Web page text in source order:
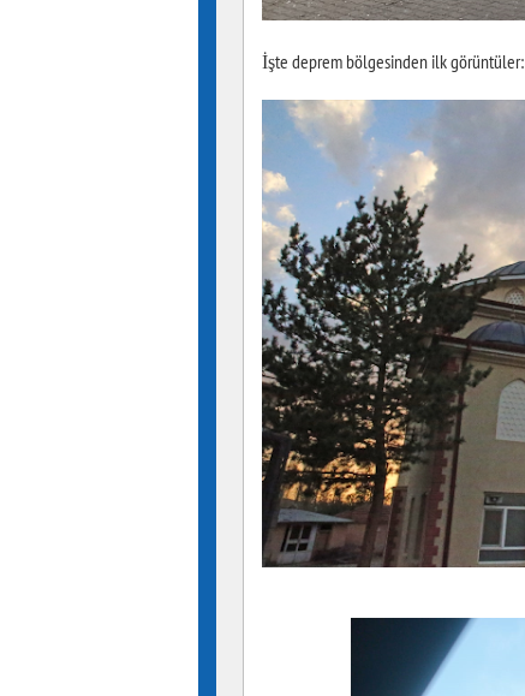
İşte deprem bölgesinden ilk görüntüler: